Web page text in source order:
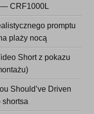
— CRF1000L
promptu
plaży nocą
Short z pokazu
Should’ve Driven
shortsa